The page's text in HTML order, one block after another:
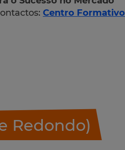
Centro Formativo
Redondo)